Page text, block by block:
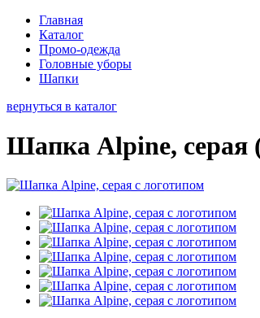
Главная
Каталог
Промо-одежда
Головные уборы
Шапки
вернуться в каталог
Шапка Alpine, серая